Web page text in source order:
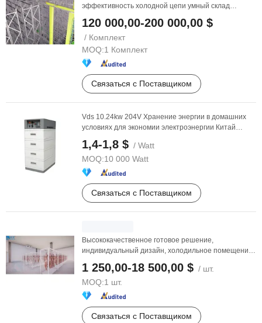
эффективность холодной цепи умный склад
120 000,00-200 000,00 $
/ Комплект
MOQ:1 Комплект
Связаться с Поставщиком
Vds 10.24kw 204V Хранение энергии в домашних
условиях для экономии электроэнергии Китай
Хорошая цена
1,4-1,8 $ / Watt
MOQ:10 000 Watt
Связаться с Поставщиком
Высококачественное готовое решение,
индивидуальный дизайн, холодильное помещение
1 250,00-18 500,00 $ / шт.
MOQ:1 шт.
Связаться с Поставщиком